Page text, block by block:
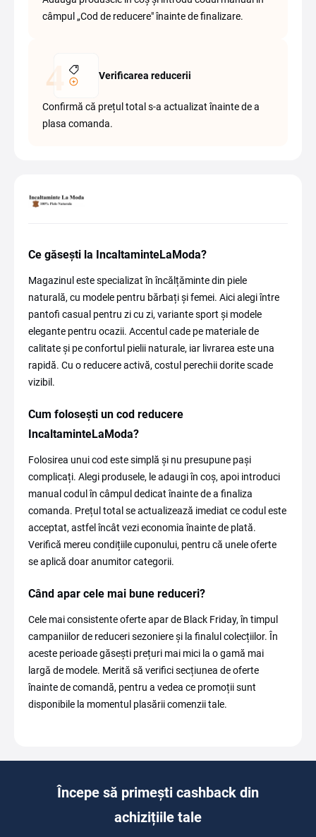
câmpul „Cod de reducere" înainte de finalizare.
Verificarea reducerii
Confirmă că prețul total s-a actualizat înainte de a
plasa comanda.
Ce găsești la IncaltaminteLaModa?
Magazinul este specializat în încălțăminte din piele
naturală, cu modele pentru bărbați și femei. Aici alegi între
pantofi casual pentru zi cu zi, variante sport și modele
elegante pentru ocazii. Accentul cade pe materiale de
calitate și pe confortul pielii naturale, iar livrarea este una
rapidă. Cu o reducere activă, costul perechii dorite scade
vizibil.
Cum folosești un cod reducere
IncaltaminteLaModa?
Folosirea unui cod este simplă și nu presupune pași
complicați. Alegi produsele, le adaugi în coș, apoi introduci
manual codul în câmpul dedicat înainte de a finaliza
comanda. Prețul total se actualizează imediat ce codul este
acceptat, astfel încât vezi economia înainte de plată.
Verifică mereu condițiile cuponului, pentru că unele oferte
se aplică doar anumitor categorii.
Când apar cele mai bune reduceri?
Cele mai consistente oferte apar de Black Friday, în timpul
campaniilor de reduceri sezoniere și la finalul colecțiilor. În
aceste perioade găsești prețuri mai mici la o gamă mai
largă de modele. Merită să verifici secțiunea de oferte
înainte de comandă, pentru a vedea ce promoții sunt
disponibile la momentul plasării comenzii tale.
Începe să primești cashback din
achizițiile tale